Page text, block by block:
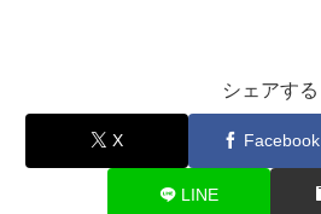
シェアする
X Facebook
LINE